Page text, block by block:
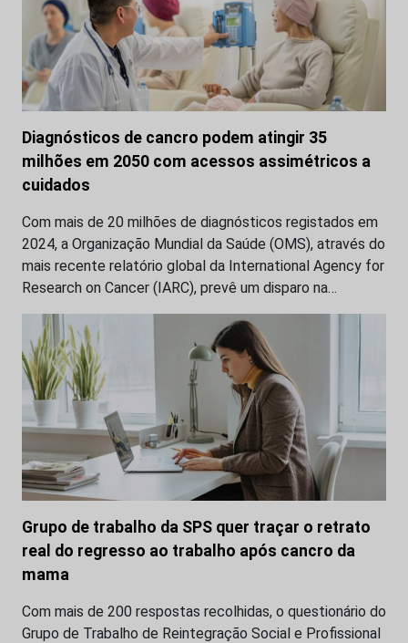
Diagnósticos de cancro podem atingir 35
milhões em 2050 com acessos assimétricos a
cuidados
Com mais de 20 milhões de diagnósticos registados em
2024, a Organização Mundial da Saúde (OMS), através do
mais recente relatório global da International Agency for
Research on Cancer (IARC), prevê um disparo na…
Grupo de trabalho da SPS quer traçar o retrato
real do regresso ao trabalho após cancro da
mama
Com mais de 200 respostas recolhidas, o questionário do
Grupo de Trabalho de Reintegração Social e Profissional